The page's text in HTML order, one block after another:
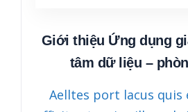
Giới thiệu Ứng dụng
tâm dữ liệu –
Aelltes port lacus quis